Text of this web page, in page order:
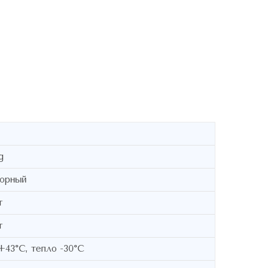
тепло -30°C